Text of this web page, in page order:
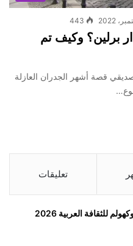
443
برلين؟ وكيف تم
قصة أشهر الجدران العازلة
تعليقات
للثقافة العربية 2026